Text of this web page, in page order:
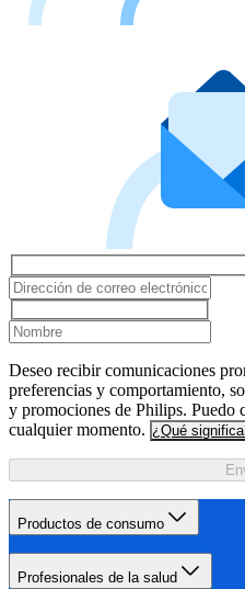
Deseo recibir comunicaciones
preferencias y comportamiento,
y promociones de Philips. Puedo
cualquier momento. ¿Qué
Productos de consumo
Profesionales de la salud